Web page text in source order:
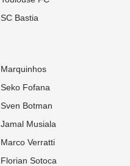
SC Bastia
Marquinhos
Seko Fofana
Sven Botman
Jamal Musiala
Marco Verratti
Florian Sotoca